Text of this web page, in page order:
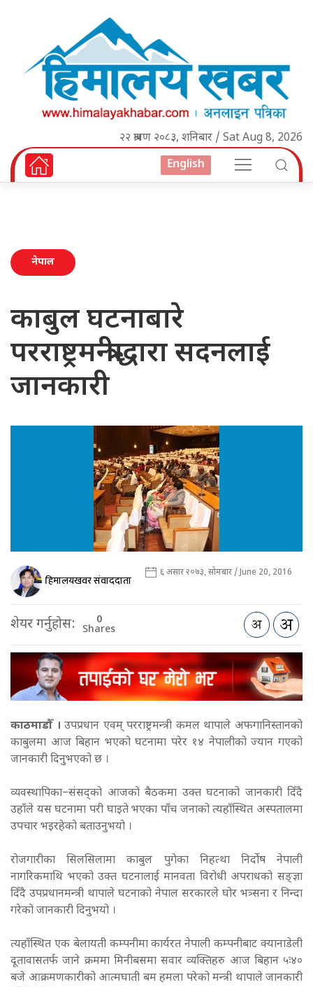
२२ श्रावण २०८३, शनिबार / Sat Aug 8, 2026
English
नेपाल
काबुल घटनाबारे
परराष्ट्रमन्त्रीद्धारा सदनलाई
जानकारी
हिमालयखवर संवाददाता ६ असार २०७३, सोमबार / June 20, 2016
शेयर गर्नुहोस: 0
Shares
काठमाडौँ ।उपप्रधान एवम् परराष्ट्रमन्त्री कमल थापाले अफगानिस्तानको
काबुलमा आज बिहान भएको घटनामा परेर १४ नेपालीको ज्यान गएको
जानकारी दिनुभएको छ ।
व्यवस्थापिका–संसद्को आजको बैठकमा उक्त घटनाको जानकारी दिँदै
उहाँले यस घटनामा परी घाइते भएका पाँच जनाको त्यहाँस्थित अस्पतालमा
उपचार भइरहेको बताउनुभयो ।
रोजगारीका सिलसिलामा काबुल पुगेका निहत्था निर्दोष नेपाली
नागरिकमाथि भएको उक्त घटनालाई मानवता विरोधी अपराधको सङ्ज्ञा
दिँदै उपप्रधानमन्त्री थापाले घटनाको नेपाल सरकारले घोर भत्र्सना र निन्दा
गरेको जानकारी दिनुभयो ।
त्यहाँस्थित एक बेलायती कम्पनीमा कार्यरत नेपाली कम्पनीबाट क्यानाडेली
दूतावासतर्फ जाने क्रममा मिनीबसमा सवार व्यक्तिहरु आज बिहान ५ः४०
बजे आक्रमणकारीको आत्मघाती बम हमला परेको मन्त्री थापाले जानकारी